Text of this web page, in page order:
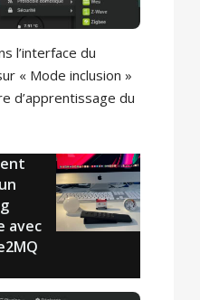
l’interface du
« Mode inclusion »
d’apprentissage du
avec